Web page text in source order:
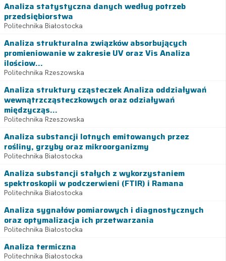
Analiza statystyczna danych według potrzeb
przedsiębiorstwa
Politechnika Białostocka
Analiza strukturalna związków absorbujących
promieniowanie w zakresie UV oraz Vis Analiza
ilościow...
Politechnika Rzeszowska
Analiza struktury cząsteczek Analiza oddziaływań
wewnątrzcząsteczkowych oraz odziaływań
międzycząs...
Politechnika Rzeszowska
Analiza substancji lotnych emitowanych przez
rośliny, grzyby oraz mikroorganizmy
Politechnika Białostocka
Analiza substancji stałych z wykorzystaniem
spektroskopii w podczerwieni (FTIR) i Ramana
Politechnika Białostocka
Analiza sygnałów pomiarowych i diagnostycznych
oraz optymalizacja ich przetwarzania
Politechnika Białostocka
Analiza termiczna
Politechnika Białostocka